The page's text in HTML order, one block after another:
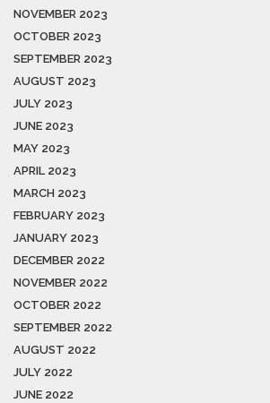
NOVEMBER 2023
OCTOBER 2023
SEPTEMBER 2023
AUGUST 2023
JULY 2023
JUNE 2023
MAY 2023
APRIL 2023
MARCH 2023
FEBRUARY 2023
JANUARY 2023
DECEMBER 2022
NOVEMBER 2022
OCTOBER 2022
SEPTEMBER 2022
AUGUST 2022
JULY 2022
JUNE 2022